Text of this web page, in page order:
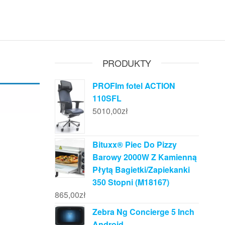
PRODUKTY
PROFIm fotel ACTION
110SFL
5010,00zł
Bituxx® Piec Do Pizzy
Barowy 2000W Z Kamienną
Płytą Bagietki/Zapiekanki
350 Stopni (M18167)
865,00zł
Zebra Ng Concierge 5 Inch